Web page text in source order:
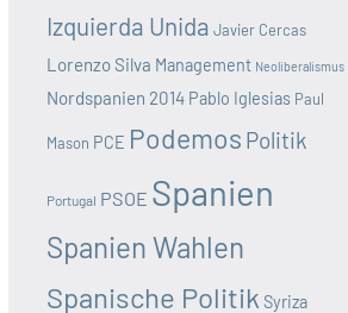
Izquierda Unida Javier Cercas
Lorenzo Silva Management Neoliberalismus
Nordspanien 2014 Pablo Iglesias Paul
Mason PCE Podemos Politik
Portugal PSOE Spanien
Spanien Wahlen
Spanische Politik Syriza